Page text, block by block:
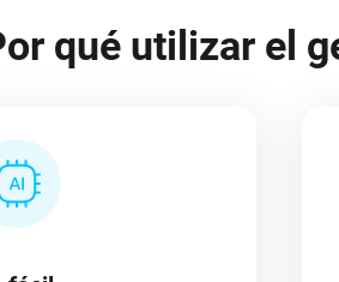
qué utilizar el